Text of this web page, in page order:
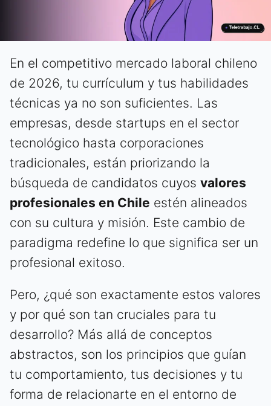
En el competitivo mercado laboral chileno
de 2026, tu currículum y tus habilidades
técnicas ya no son suficientes. Las
empresas, desde startups en el sector
tecnológico hasta corporaciones
tradicionales, están priorizando la
búsqueda de candidatos cuyos valores
profesionales en Chile estén alineados
con su cultura y misión. Este cambio de
paradigma redefine lo que significa ser un
profesional exitoso.
Pero, ¿qué son exactamente estos valores
y por qué son tan cruciales para tu
desarrollo? Más allá de conceptos
abstractos, son los principios que guían
tu comportamiento, tus decisiones y tu
forma de relacionarte en el entorno de